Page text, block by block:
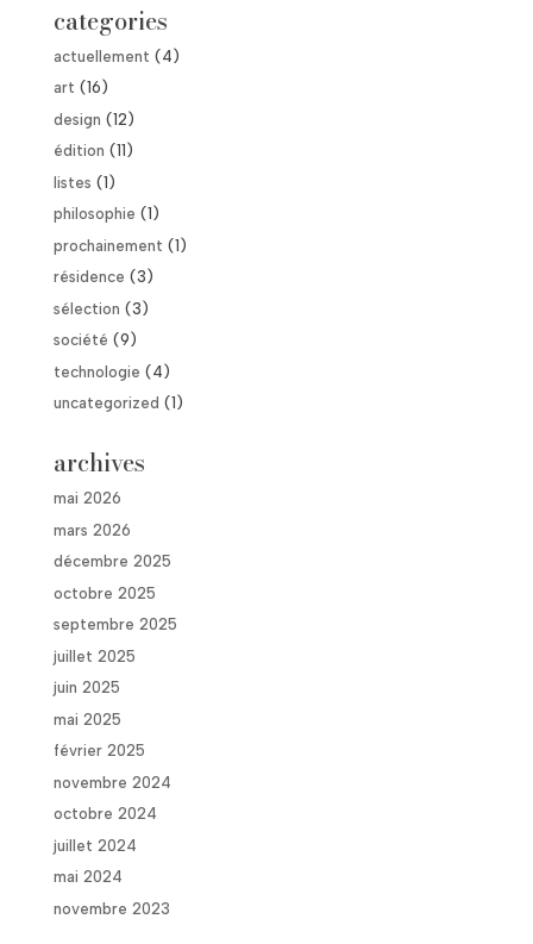
categories
actuellement (4)
art (16)
design (12)
édition (11)
listes (1)
philosophie (1)
prochainement (1)
résidence (3)
sélection (3)
société (9)
technologie (4)
uncategorized (1)
archives
mai 2026
mars 2026
décembre 2025
octobre 2025
septembre 2025
juillet 2025
juin 2025
mai 2025
février 2025
novembre 2024
octobre 2024
juillet 2024
mai 2024
novembre 2023